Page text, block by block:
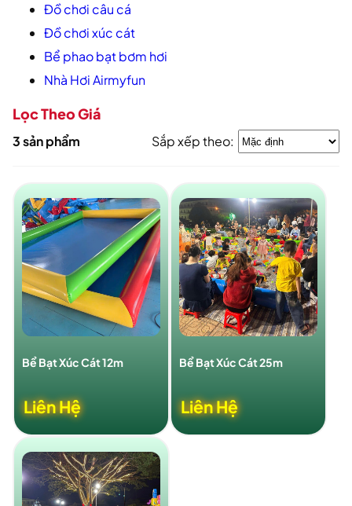
Đồ chơi câu cá
Đồ chơi xúc cát
Bể phao bạt bơm hơi
Nhà Hơi Airmyfun
Lọc Theo Giá
3 sản phẩm Sắp xếp theo:
Bể Bạt Xúc Cát 12m
Liên Hệ
Bể Bạt Xúc Cát 25m
Liên Hệ